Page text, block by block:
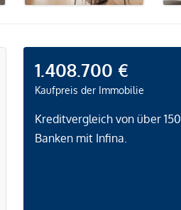
1.408.700 €
Kaufpreis der Immobilie
Kreditvergleich von über 150
Banken mit Infina.